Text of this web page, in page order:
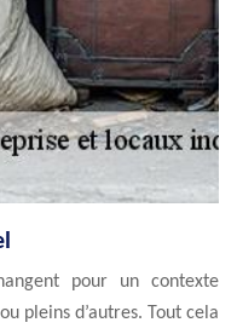
pour un contexte
pleins d’autres. Tout cela